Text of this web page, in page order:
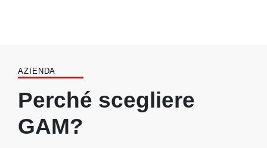
AZIENDA
Perché scegliere
GAM?